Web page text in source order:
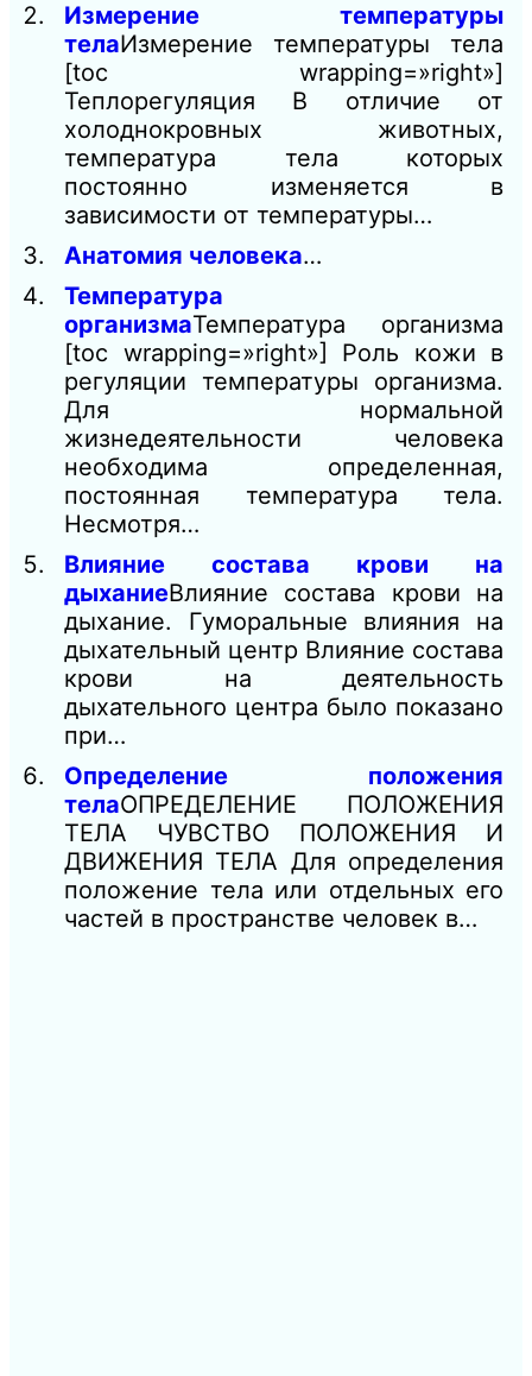
Измерение температуры
телаИзмерение температуры тела
[toc wrapping=»right»]
Теплорегуляция В отличие от
холоднокровных животных,
температура тела которых
постоянно изменяется в
зависимости от температуры…
Анатомия человека…
Температура
организмаТемпература организма
[toc wrapping=»right»] Роль кожи в
регуляции температуры организма.
Для нормальной
жизнедеятельности человека
необходима определенная,
постоянная температура тела.
Несмотря…
Влияние состава крови на
дыханиеВлияние состава крови на
дыхание. Гуморальные влияния на
дыхательный центр Влияние состава
крови на деятельность
дыхательного центра было показано
при…
Определение положения
телаОПРЕДЕЛЕНИЕ ПОЛОЖЕНИЯ
ТЕЛА ЧУВСТВО ПОЛОЖЕНИЯ И
ДВИЖЕНИЯ ТЕЛА Для определения
положение тела или отдельных его
частей в пространстве человек в…